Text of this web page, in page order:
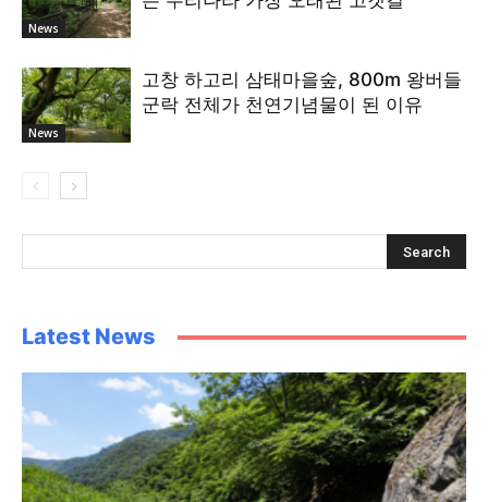
News
News
고창 하고리 삼태마을숲, 800m 왕버들
군락 전체가 천연기념물이 된 이유
Latest News